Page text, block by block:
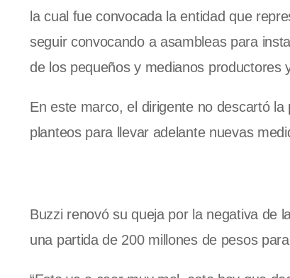
la cual fue convocada la entidad que
seguir convocando a asambleas para
de los pequeños y medianos productores
En este marco, el dirigente no descartó
planteos para llevar adelante nuevas
Buzzi renovó su queja por la negativa de
una partida de 200 millones de pesos